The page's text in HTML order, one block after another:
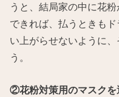
うと、結局家の中に花粉
できれば、払うときも
い上がらせないように
う。
②花粉対策用のマスクを